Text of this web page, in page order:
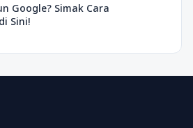
Google? Simak Cara
Sini!